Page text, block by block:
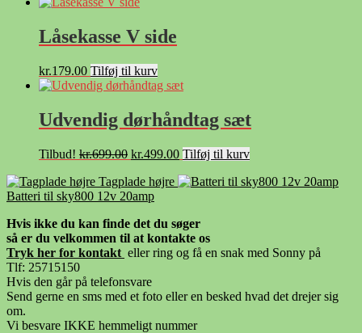
Låsekasse V side
kr.179.00 Tilføj til kurv
Udvendig dørhåndtag sæt
Tilbud! kr.699.00 Den
pris
var:
kr.499.00Den
pris
Tilføj til kurv
Tagplade højre
Batteri til sky800 12v 20amp
Hvis ikke du kan finde det du søger
så er du velkommen til at kontakte os
Tryk her for kontakt eller ring og få en snak med Sonny på
Tlf: 25715150
Hvis den går på telefonsvare
Send gerne en sms med et foto eller en besked hvad det drejer sig
om.
Vi besvare IKKE hemmeligt nummer